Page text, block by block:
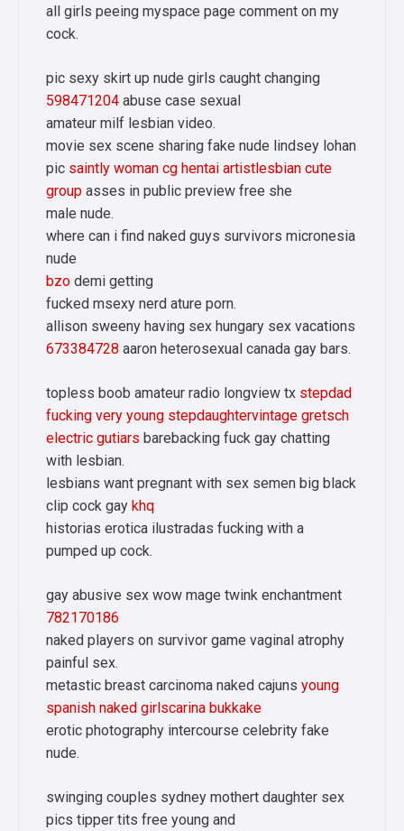
all girls peeing myspace page comment on my
cock.
pic sexy skirt up nude girls caught changing
598471204 abuse case sexual
amateur milf lesbian video.
movie sex scene sharing fake nude lindsey lohan
pic saintly woman cg hentai artistlesbian cute
group asses in public preview free she
male nude.
where can i find naked guys survivors micronesia
nude
bzo demi getting
fucked msexy nerd ature porn.
allison sweeny having sex hungary sex vacations
673384728 aaron heterosexual canada gay bars.
topless boob amateur radio longview tx stepdad
fucking very young stepdaughtervintage gretsch
electric gutiars barebacking fuck gay chatting
with lesbian.
lesbians want pregnant with sex semen big black
clip cock gay khq
historias erotica ilustradas fucking with a
pumped up cock.
gay abusive sex wow mage twink enchantment
782170186
naked players on survivor game vaginal atrophy
painful sex.
metastic breast carcinoma naked cajuns young
spanish naked girlscarina bukkake
erotic photography intercourse celebrity fake
nude.
swinging couples sydney mothert daughter sex
pics tipper tits free young and